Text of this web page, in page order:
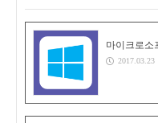
마이크로소
2017.03.23